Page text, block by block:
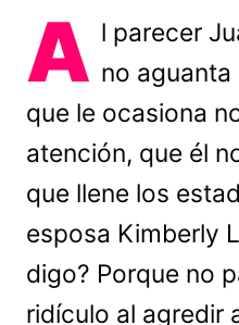
A l parecer
no
que le ocasiona
atención, que él
que llene los
esposa Kimberly
digo? Porque no
ridículo al agredir